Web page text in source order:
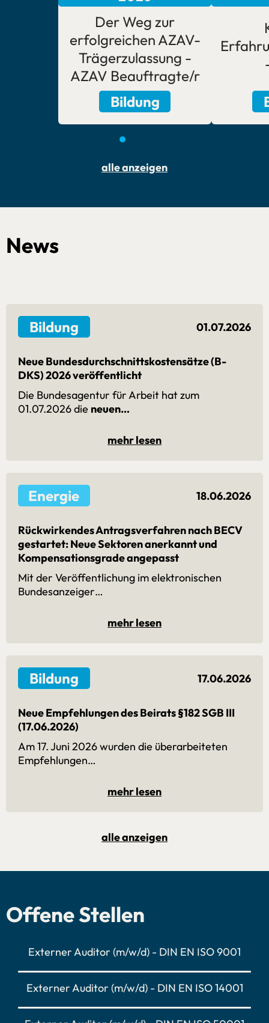
Der Weg zur
erfolgreichen AZAV-
Trägerzulassung -
AZAV Beauftragte/r
Bildung
alle anzeigen
News
Bildung 01.07.2026
Neue Bundesdurchschnittskostensätze (B-
DKS) 2026 veröffentlicht
Die Bundesagentur für Arbeit hat zum
01.07.2026 die neuen…
mehr lesen
Energie 18.06.2026
Rückwirkendes Antragsverfahren nach BECV
gestartet: Neue Sektoren anerkannt und
Kompensationsgrade angepasst
Mit der Veröffentlichung im elektronischen
Bundesanzeiger…
mehr lesen
Bildung 17.06.2026
Neue Empfehlungen des Beirats §182 SGB III
(17.06.2026)
Am 17. Juni 2026 wurden die überarbeiteten
Empfehlungen…
mehr lesen
alle anzeigen
Offene Stellen
Externer Auditor (m/w/d) - DIN EN ISO 9001
Externer Auditor (m/w/d) - DIN EN ISO 14001